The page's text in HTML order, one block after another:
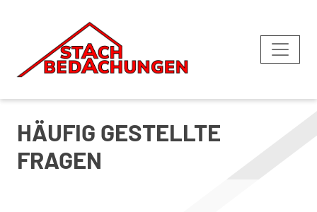
HÄUFIG GESTELLTE
FRAGEN